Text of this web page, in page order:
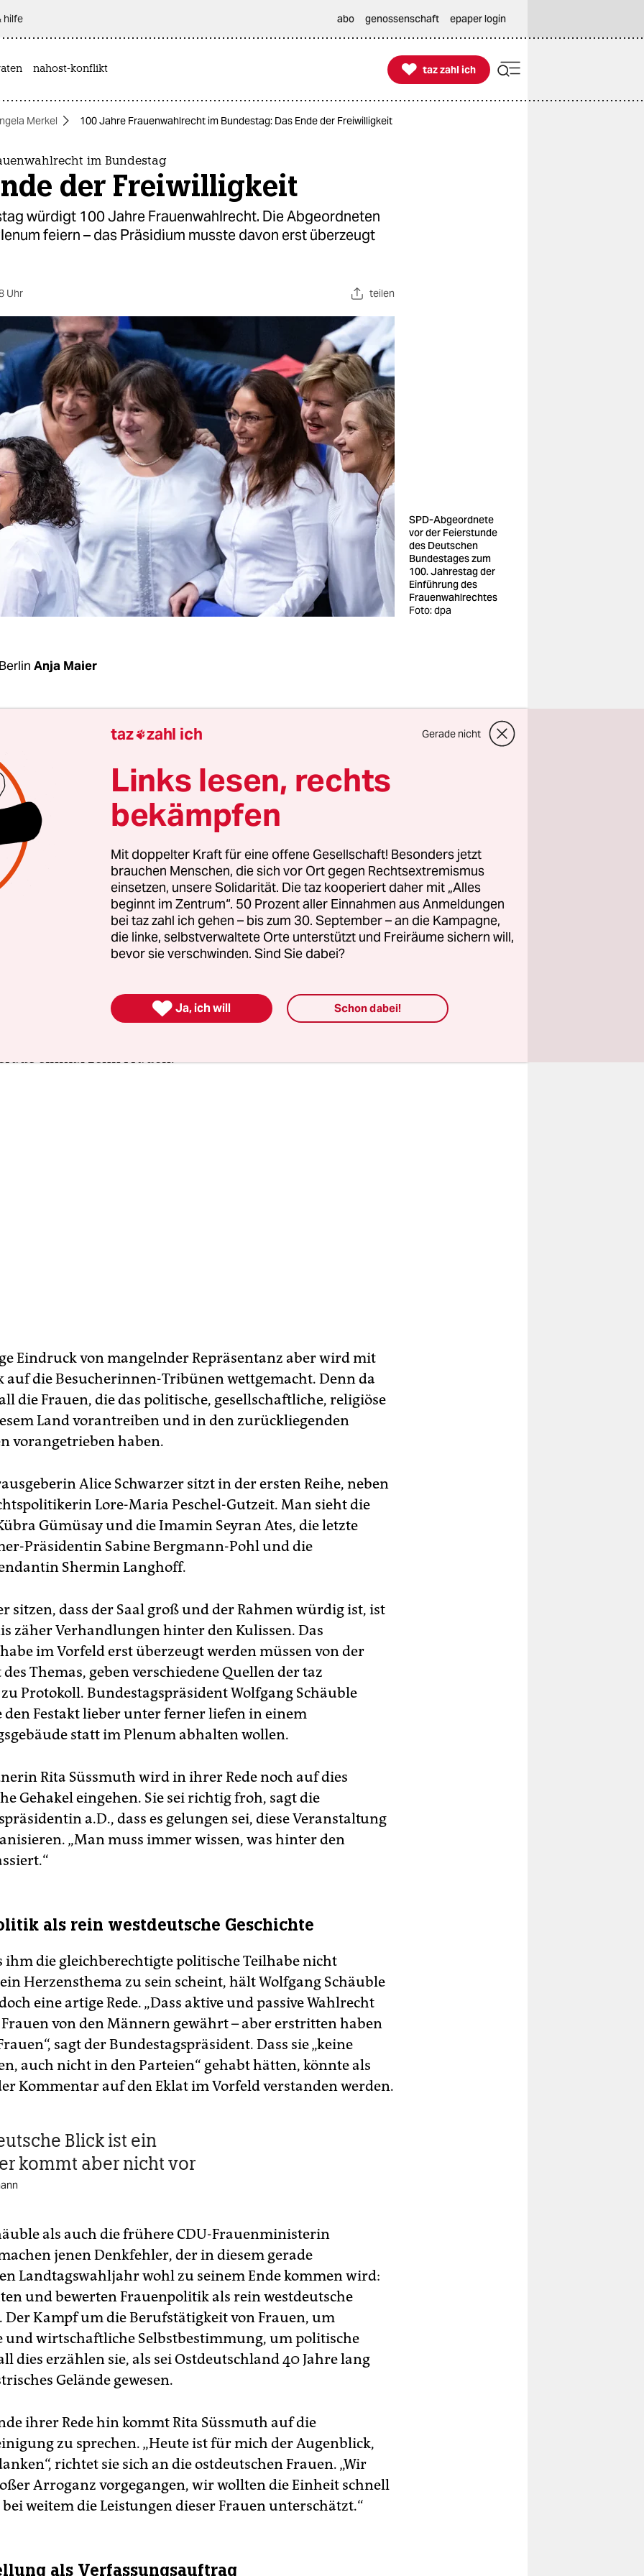
hilfe abo genossenschaft epaper login
nahost-konflikt 
taz zahl ich
taz zahl ich
Merkel 100 Jahre Frauenwahlrecht im Bundestag: Das Ende der Freiwilligkeit
im Bundestag
der Freiwilligkeit
würdigt 100 Jahre Frauenwahlrecht. Die Abgeordneten
feiern – das Präsidium musste davon erst überzeugt
Uhr teilen
SPD-Abgeordnete
vor der Feierstunde
des Deutschen
Bundestages zum
100. Jahrestag der
Einführung des
Frauenwahlrechtes
Foto: dpa
Anja Maier
weiße Blazer, weiße Shirts – im Bundestag sind am
alle Sozialdemokratinnen in Weiß erschienen. Vor
Feierstunde zu 100 Jahren Frauenwahlrecht stehen sie
Plenum beisammen, auf der Regierungsbank leuchten die
gut sichtbar. Sie wollen ein Zeichen setzen. Denn weiß
die Blusen jener Frauen, die vor hundert Jahren erstmals
gewählt wurden; auf historischen Fotos
zwischen all den dunklen Anzügen ihrer ganz
männlichen Kollegen.
am Donnerstag istdas Ungleichgewicht noch immer gut
einmal jedeR dritte Abgeordnete im Bundestag ist eine
den Fraktionen sitzen die Frauen an diesem Tag aus
Anlass in den vorderen Reihen. Nur die AfD spart sich die
einmal zehn Frauen.
Eindruck von mangelnder Repräsentanz aber wird mit
auf die Besucherinnen-Tribünen wettgemacht. Denn da
die Frauen, die das politische, gesellschaftliche, religiöse
Land vorantreiben und in den zurückliegenden
vorangetrieben haben.
Alice Schwarzer sitzt in der ersten Reihe, neben
Lore-Maria Peschel-Gutzeit. Man sieht die
Gümüsay und die Imamin Seyran Ates, die letzte
Präsidentin Sabine Bergmann-Pohl und die
Shermin Langhoff.
sitzen, dass der Saal groß und der Rahmen würdig ist, ist
zäher Verhandlungen hinter den Kulissen. Das
im Vorfeld erst überzeugt werden müssen von der
Themas, geben verschiedene Quellen der taz
Protokoll. Bundestagspräsident Wolfgang Schäuble
den Festakt lieber unter ferner liefen in einem
statt im Plenum abhalten wollen.
Rita Süssmuth wird in ihrer Rede noch auf dies
Gehakel eingehen. Sie sei richtig froh, sagt die
a.D., dass es gelungen sei, diese Veranstaltung
„Man muss immer wissen, was hinter den
als rein westdeutsche Geschichte
ihm die gleichberechtigte politische Teilhabe nicht
Herzensthema zu sein scheint, hält Wolfgang Schäuble
eine artige Rede. „Dass aktive und passive Wahlrecht
von den Männern gewährt – aber erstritten haben
sagt der Bundestagspräsident. Dass sie „keine
auch nicht in den Parteien“ gehabt hätten, könnte als
Kommentar auf den Eklat im Vorfeld verstanden werden.
Blick ist ein
kommt aber nicht vor
als auch die frühere CDU-Frauenministerin
jenen Denkfehler, der in diesem gerade
Landtagswahljahr wohl zu seinem Ende kommen wird:
und bewerten Frauenpolitik als rein westdeutsche
Der Kampf um die Berufstätigkeit von Frauen, um
und wirtschaftliche Selbstbestimmung, um politische
dies erzählen sie, als sei Ostdeutschland 40 Jahre lang
Gelände gewesen.
ihrer Rede hin kommt Rita Süssmuth auf die
zu sprechen. „Heute ist für mich der Augenblick,
richtet sie sich an die ostdeutschen Frauen. „Wir
Arroganz vorgegangen, wir wollten die Einheit schnell
weitem die Leistungen dieser Frauen unterschätzt.“
als Verfassungsauftrag
taz zahl ich Gerade nicht
Links lesen, rechts
bekämpfen
Mit doppelter Kraft für eine offene Gesellschaft! Besonders jetzt
brauchen Menschen, die sich vor Ort gegen Rechtsextremismus
einsetzen, unsere Solidarität. Die taz kooperiert daher mit „Alles
beginnt im Zentrum“. 50 Prozent aller Einnahmen aus Anmeldungen
bei taz zahl ich gehen – bis zum 30. September – an die Kampagne,
die linke, selbstverwaltete Orte unterstützt und Freiräume sichern will,
bevor sie verschwinden. Sind Sie dabei?
 Ja, ich will Schon dabei!